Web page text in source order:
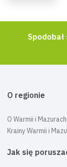
O regionie
O Warmii i Mazurach
Krainy Warmii i
Jak się